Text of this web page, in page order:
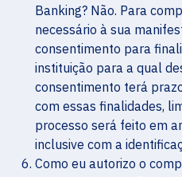
Banking? Não. Para
necessário à sua
consentimento para
instituição para a qual
consentimento terá
com essas finalidades,
processo será feito em
inclusive com a
Como eu autorizo o